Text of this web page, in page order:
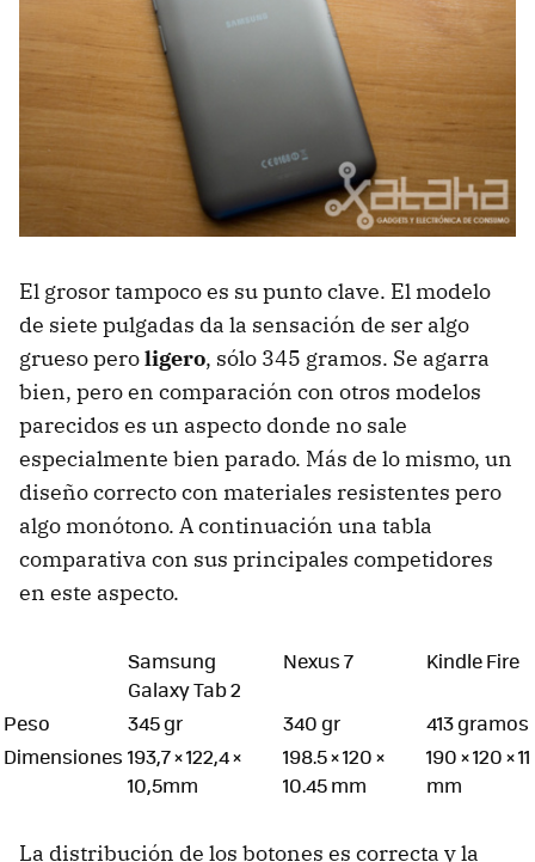
El grosor tampoco es su punto clave. El modelo
de siete pulgadas da la sensación de ser algo
grueso peroligero, sólo 345 gramos. Se agarra
bien, pero en comparación con otros modelos
parecidos es un aspecto donde no sale
especialmente bien parado. Más de lo mismo, un
diseño correcto con materiales resistentes pero
algo monótono. A continuación una tabla
comparativa con sus principales competidores
en este aspecto.
Samsung
Galaxy Tab 2
Nexus 7 Kindle Fire
Peso 345 gr 340 gr
413 gramos
Dimensiones 193,7 × 122,4 ×
10,5mm
198.5 × 120 ×
10.45 mm
190 × 120 × 11
mm
La distribución de los botones es correcta y la